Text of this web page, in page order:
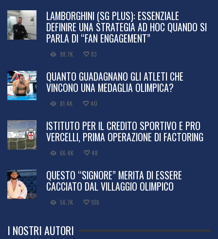
LAMBORGHINI (SG PLUS): ESSENZIALE
DEFINIRE UNA STRATEGIA AD HOC QUANDO SI
PARLA DI “FAN ENGAGEMENT”
98.7K 83
QUANTO GUADAGNANO GLI ATLETI CHE
VINCONO UNA MEDAGLIA OLIMPICA?
81.4K 40
ISTITUTO PER IL CREDITO SPORTIVO E PRO
VERCELLI, PRIMA OPERAZIONE DI FACTORING
66.4K 48
QUESTO “SIGNORE” MERITA DI ESSERE
CACCIATO DAL VILLAGGIO OLIMPICO
56.7K 106
I NOSTRI AUTORI